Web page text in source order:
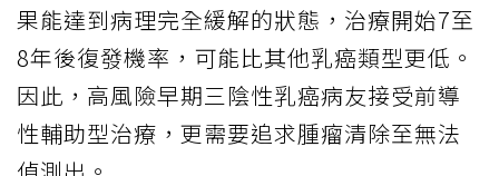
果能達到病理完全緩解的狀態，治療開始7至
8年後復發機率，可能比其他乳癌類型更低。
因此，高風險早期三陰性乳癌病友接受前導
性輔助型治療，更需要追求腫瘤清除至無法